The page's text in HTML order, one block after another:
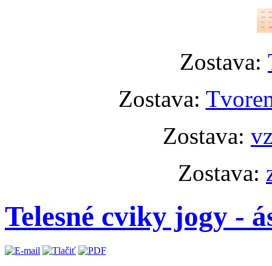
Zostava:
Zostava:
Zostava:
Zostava:
Telesné cviky jogy -